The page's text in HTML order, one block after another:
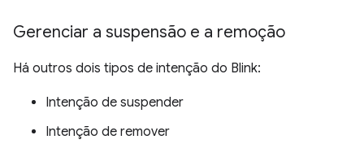
Gerenciar a suspensão e a remoção
Há outros dois tipos de intenção do Blink:
Intenção de suspender
Intenção de remover